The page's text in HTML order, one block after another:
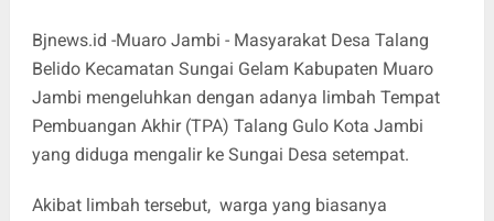
Bjnews.id -Muaro Jambi - Masyarakat Desa Talang
Belido Kecamatan Sungai Gelam Kabupaten Muaro
Jambi mengeluhkan dengan adanya limbah Tempat
Pembuangan Akhir (TPA) Talang Gulo Kota Jambi
yang diduga mengalir ke Sungai Desa setempat.
Akibat limbah tersebut, warga yang biasanya